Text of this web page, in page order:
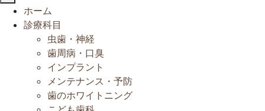
じ
る
ホーム
診療科目
虫歯・神経
歯周病・口臭
インプラント
メンテナンス・予防
歯のホワイトニング